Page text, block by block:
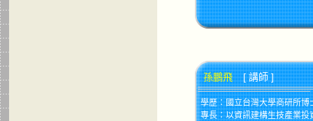
孫鵬飛 [ 講師 ]
學歷：國立台灣大學商研所博
專長：以資訊建構生技產業投